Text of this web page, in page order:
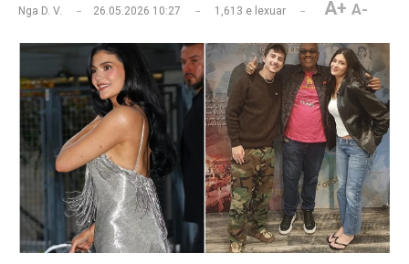
Nga D. V. 26.05.2026 10:27 1,613 e lexuar A+ A-